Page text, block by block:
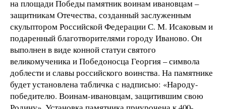
на площади Победы памятник воинам ивановцам –
защитникам Отечества, созданный заслуженным
скульптором Российской Федерации С. М. Исаковым и
подаренный благотворителями городу Иваново. Он
выполнен в виде конной статуи святого
великомученика и Победоносца Георгия – символа
доблести и славы российского воинства. На памятнике
будет установлена табличка с надписью: «Народу-
победителю. Воинам-ивановцам, защитившим свою